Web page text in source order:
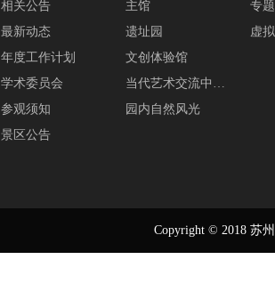
相关公告
最新动态
年度工作计划
学术委员会
参观须知
景区公告
主馆
遗址园
文创体验馆
当代艺术交流中…
园内自然风光
专
虚
Copyright © 2018 苏